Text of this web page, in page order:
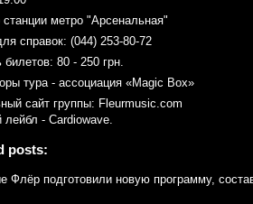
метро "Арсенальная"
справок: (044) 253-80-72
билетов: 80 - 250 грн.
тура - ассоциация «Magic Box»
сайт группы: Fleurmusic.com
- Cardiowave.
posts:
Флёр подготовили новую программу,